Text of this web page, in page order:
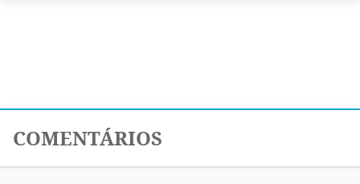
COMENTÁRIOS